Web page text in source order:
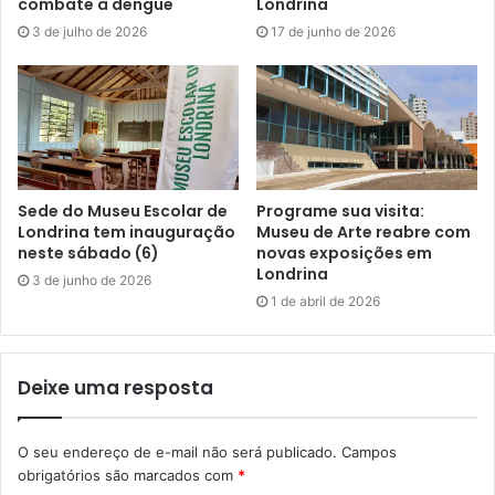
Mente, corpo e alma
E no cerrar dos olhos
Mergulham no mundo onírico
Por um instante
Leve
Flutuam
De trabalho e prosperidade
Sem exploração e preconceito
combate à dengue
3 de julho de 2026
Londrina
17 de junho de 2026
Sede do Museu Escolar de
Londrina tem inauguração
neste sábado (6)
3 de junho de 2026
Programe sua visita:
Museu de Arte reabre com
novas exposições em
Londrina
1 de abril de 2026
Deixe uma resposta
O seu endereço de e-mail não será publicado. Campos
obrigatórios são marcados com *